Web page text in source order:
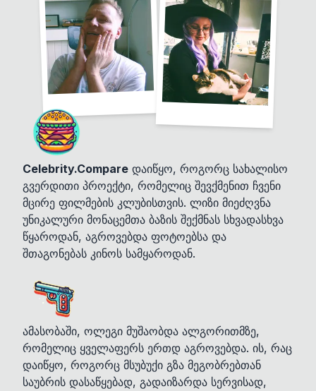
Celebrity.Compare დაიწყო, როგორც სახალისო
გვერდითი პროექტი, რომელიც შევქმენით ჩვენი
მცირე ფილმების კლუბისთვის. ლიზი მიეძღვნა
უნიკალური მონაცემთა ბაზის შექმნას სხვადასხვა
წყაროდან, აგროვებდა ფოტოებსა და
შთაგონებას კინოს სამყაროდან.
ამასობაში, ოლეგი მუშაობდა ალგორითმზე,
რომელიც ყველაფერს ერთდ აგროვებდა. ის, რაც
დაიწყო, როგორც მსუბუქი გზა მეგობრებთან
საუბრის დასაწყებად, გადაიზარდა სერვისად,